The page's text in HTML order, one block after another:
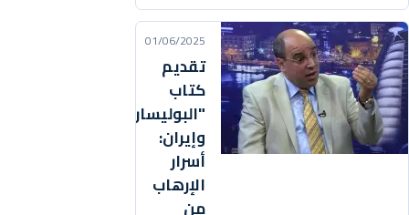
01/06/2025
تقديم
كتاب
"البوليساريو
وإيران:
أسرار
الإرهاب
من